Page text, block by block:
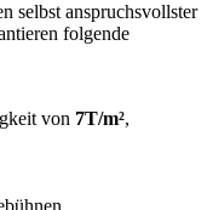
selbst anspruchsvollster
folgende
von 7T/m²,